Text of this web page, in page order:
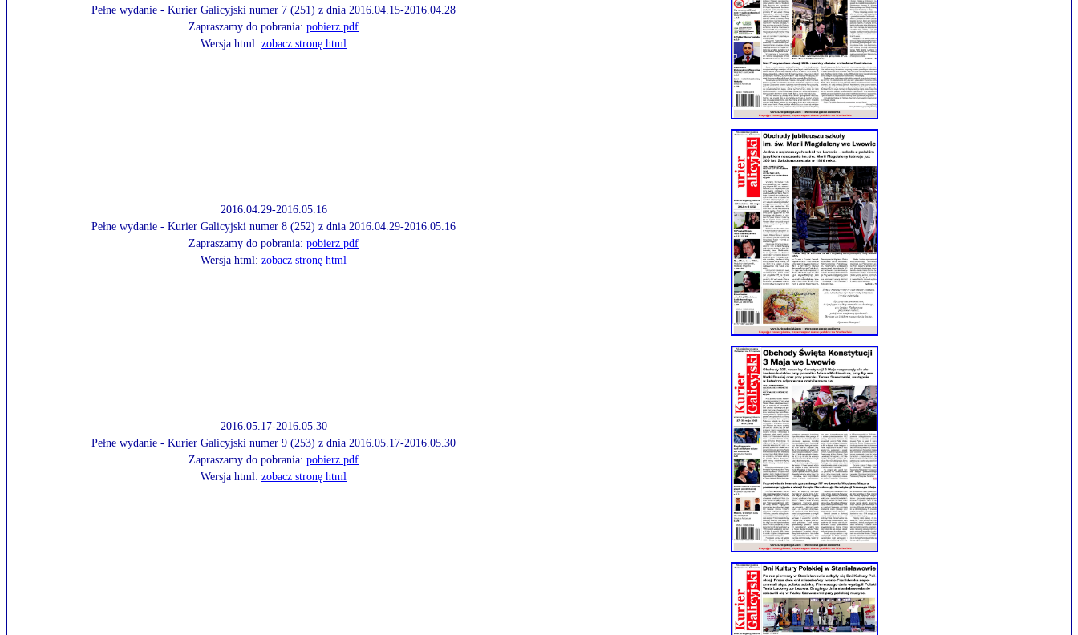
Pełne wydanie - Kurier Galicyjski numer 7 (251) z dnia 2016.04.15-2016.04.28
Zapraszamy do pobrania: pobierz pdf
Wersja html: zobacz stronę html
2016.04.29-2016.05.16
Pełne wydanie - Kurier Galicyjski numer 8 (252) z dnia 2016.04.29-2016.05.16
Zapraszamy do pobrania: pobierz pdf
Wersja html: zobacz stronę html
2016.05.17-2016.05.30
Pełne wydanie - Kurier Galicyjski numer 9 (253) z dnia 2016.05.17-2016.05.30
Zapraszamy do pobrania: pobierz pdf
Wersja html: zobacz stronę html